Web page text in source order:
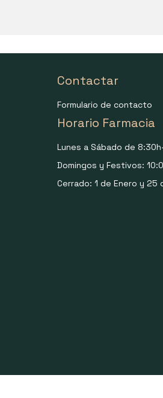
Contactar
Formulario de contacto
Horario Farmacia
Lunes a Sábado de
Domingos y Festivos:
Cerrado: 1 de Enero y 25